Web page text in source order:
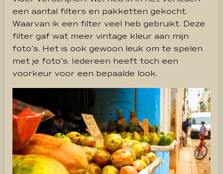
een aantal filters en pakketten gekocht.
Waarvan ik een filter veel heb gebruikt. Deze
filter gaf wat meer vintage kleur aan mijn
foto’s. Het is ook gewoon leuk om te spelen
met je foto’s. Iedereen heeft toch een
voorkeur voor een bepaalde look.